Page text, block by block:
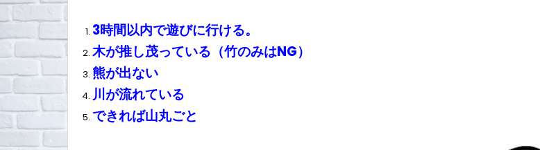
3時間以内で遊びに行ける。
木が推し茂っている（竹のみはNG）
熊が出ない
川が流れている
できれば山丸ごと